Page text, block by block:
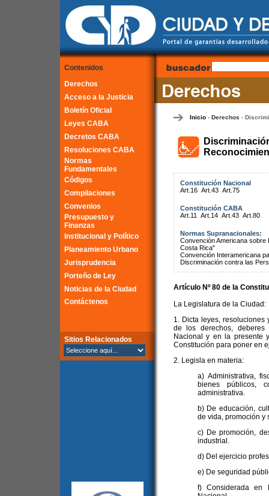
Contenidos
Derechos
Acceso a la Justicia
Boletín Oficial
Leyes CABA
Decretos CABA
Resoluciones CABA
Normas
Fundamentales
Códigos
Compilaciones
Convenios
Presupuesto y
Finanzas
Institucional y Político
Planeamiento Urbano
Jurisprudencia
Porteño de Ley
Noticias de la Ciudad
Contáctenos
Sitios Relacionados
Inicio- Derechos -
Constitución Nacional
Art.16 Art.43 Art.75
Constitución CABA
Art.11
Art.14 Art.43 Art.80
Normas Supranacionales:
Convención Americana
Costa Rica"
Convención Interamericana
Discriminación contra las
Artículo Nº 80 de la
La Legislatura de la Ciudad:
1. Dicta leyes,
de los derechos,
Nacional y en la presente
Constitución para poner en
2. Legisla en materia:
a) Administrativa,
bienes públicos,
administrativa.
b) De educación,
de vida, promoción y
c) De promoción,
industrial.
d) Del ejercicio
e) De seguridad
f) Considerada en